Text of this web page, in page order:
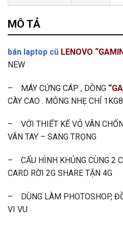
Tư vấn & bán hàng qua Facebook
MÔ TẢ
bán laptop cũ LENOVO
NEW
– MÁY CỨNG CÁP , DÒNG “
CÀY CAO . MỎNG NHẸ CHỈ 1KG8
– VỚI THIẾT KẾ VỎ VÂN
VÂN TAY – SANG TRỌNG
– CẤU HÌNH KHỦNG CÙNG 2
CARD RỜI 2G SHARE TẬN 4G
– DÙNG LÀM PHOTOSHOP,
VI VU